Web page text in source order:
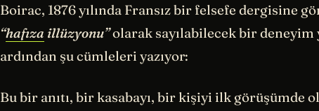
Boirac, 1876 yılında Fransız bir felsefe dergisine
“hafıza illüzyonu”olarak sayılabilecek bir deneyim
ardından şu cümleleri yazıyor:
Bu bir anıtı, bir kasabayı, bir kişiyi ilk görüşümde